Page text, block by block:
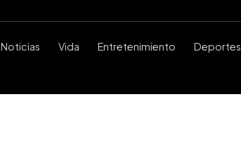
Noticias Vida Entretenimiento Deportes